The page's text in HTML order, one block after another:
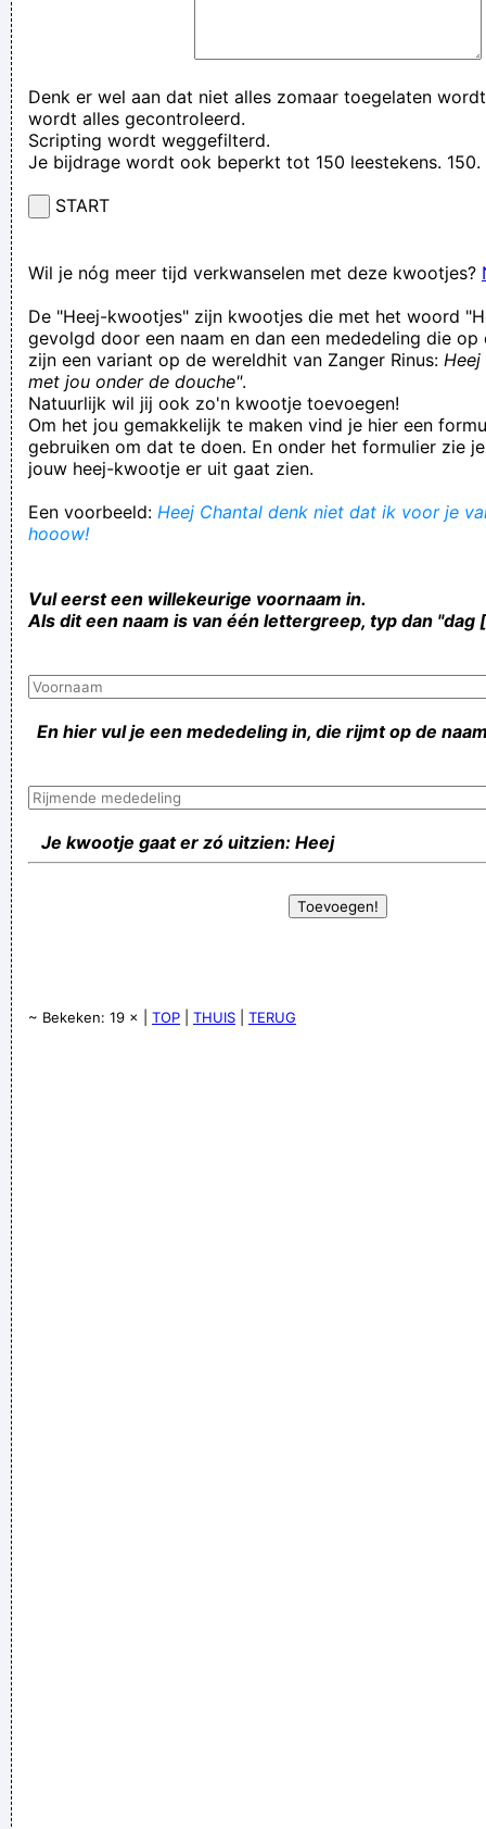
Denk er wel aan dat niet alles zomaar toegelaten
wordt alles gecontroleerd.
Scripting wordt weggefilterd.
Je bijdrage wordt ook beperkt tot 150 leestekens. 150.
START
Wil je nóg meer tijd verkwanselen met deze kwootjes?
De "Heej-kwootjes" zijn kwootjes die met het woord
gevolgd door een naam en dan een mededeling die op
zijn een variant op de wereldhit van Zanger Rinus:
met jou onder de douche".
Natuurlijk wil jij ook zo'n kwootje toevoegen!
Om het jou gemakkelijk te maken vind je hier een
gebruiken om dat te doen. En onder het formulier zie
jouw heej-kwootje er uit gaat zien.
Een voorbeeld: Heej Chantal denk niet dat ik voor je
hooow!
Vul eerst een willekeurige voornaam in.
Als dit een naam is van één lettergreep, typ dan "dag
En hier vul je een mededeling in, die rijmt op de
Je kwootje gaat er zó uitzien: Heej
~ Bekeken: 19 × | TOP THUIS TERUG